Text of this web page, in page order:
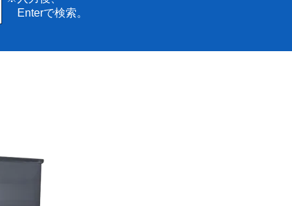
Enterで検索。